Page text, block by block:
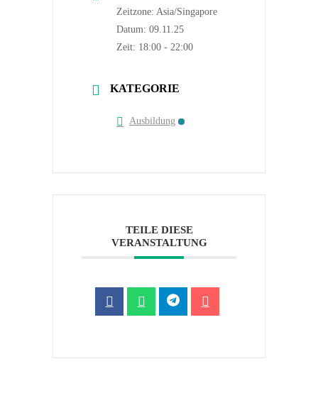
Zeitzone: Asia/Singapore
Datum: 09.11.25
Zeit: 18:00 - 22:00
KATEGORIE
Ausbildung
TEILE DIESE
VERANSTALTUNG